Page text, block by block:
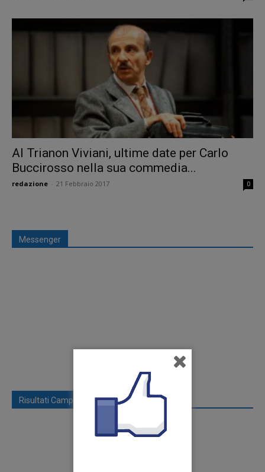
Al Trianon Viviani, ultime date per Carlo
Buccirosso nella sua commedia...
redazione 21 Febbraio 2017 0
Messenger
Risultati Campionato